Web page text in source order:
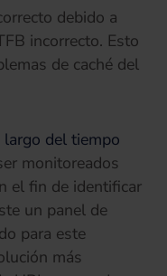
debido a
incorrecto. Esto
de caché del
del tiempo
monitoreados
el fin de identificar
un panel de
para este
más